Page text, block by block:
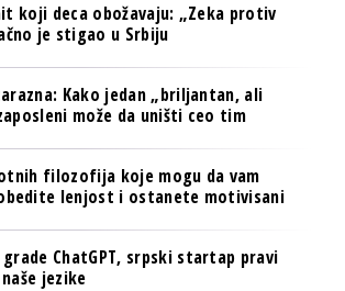
koji deca obožavaju: „Zeka protiv
je stigao u Srbiju
Kako jedan „briljantan, ali
može da uništi ceo tim
filozofija koje mogu da vam
lenjost i ostanete motivisani
ChatGPT, srpski startap pravi
jezike